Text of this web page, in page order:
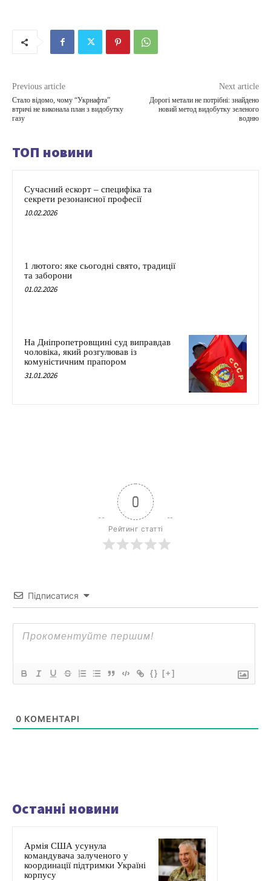
Previous article
Стало відомо, чому “Укрнафта”
втричі не виконала план з видобутку
газу
Next article
Дорогі метали не потрібні: знайдено
новий метод видобутку зеленого
водню
ТОП новини
Сучасний ескорт – специфіка та
секрети резонансної професії
10.02.2026
1 лютого: яке сьогодні свято, традиції
та заборони
01.02.2026
На Дніпропетровщині суд виправдав
чоловіка, який розгулював із
комуністичним прапором
31.01.2026
0
Рейтинг статті
Підписатися
{} [+]
0 КОМЕНТАРІ
Останні новини
Армія США усунула
командувача залученого у
координації підтримки Україні
корпусу